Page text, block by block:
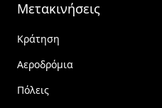
Μετακινήσεις
Κράτηση
Αεροδρόμια
Πόλεις